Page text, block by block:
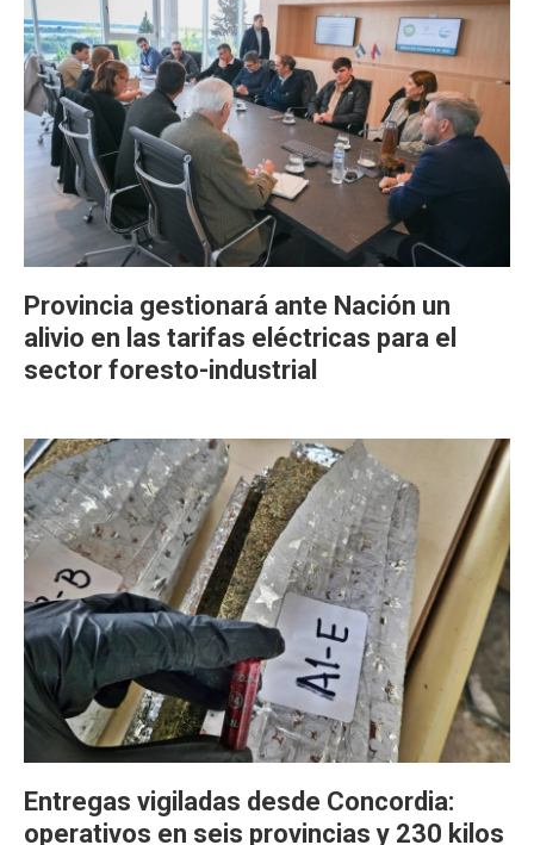
Provincia gestionará ante Nación un
alivio en las tarifas eléctricas para el
sector foresto-industrial
Entregas vigiladas desde Concordia:
operativos en seis provincias y 230 kilos